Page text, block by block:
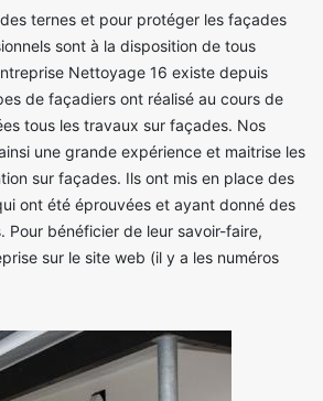
ternes et pour protéger les façades
sont à la disposition de tous
Nettoyage 16 existe depuis
de façadiers ont réalisé au cours de
tous les travaux sur façades. Nos
une grande expérience et maitrise les
sur façades. Ils ont mis en place des
ont été éprouvées et ayant donné des
Pour bénéficier de leur savoir-faire,
sur le site web (il y a les numéros